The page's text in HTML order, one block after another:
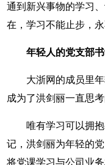
通到新兴事物的学习
在，学习不能止步，
年轻人的党支部
大浙网的成员里
成为了洪剑丽一直思考
唯有学习可以拥
记，洪剑丽为年轻的
将党课学习与公司业